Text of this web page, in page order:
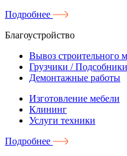
Подробнее
Благоустройство
Вывоз строительного
Грузчики / Подсобники
Демонтажные работы
Изготовление мебели
Клининг
Услуги техники
Подробнее